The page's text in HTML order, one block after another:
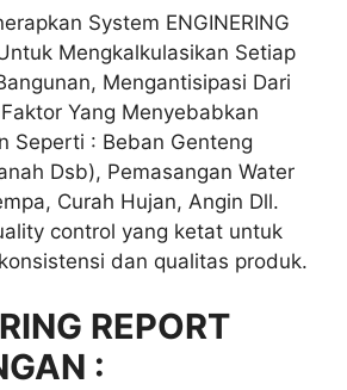
System ENGINERING
Mengkalkulasikan Setiap
Mengantisipasi Dari
Yang Menyebabkan
Seperti : Beban Genteng
Dsb), Pemasangan Water
Curah Hujan, Angin Dll.
control yang ketat untuk
dan qualitas produk.
REPORT
: